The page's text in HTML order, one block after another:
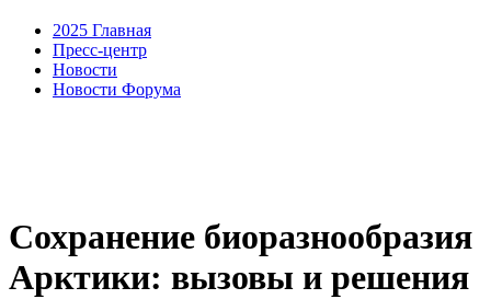
2025 Главная
Пресс-центр
Новости
Новости Форума
Сохранение биоразнообразия
Арктики: вызовы и решения